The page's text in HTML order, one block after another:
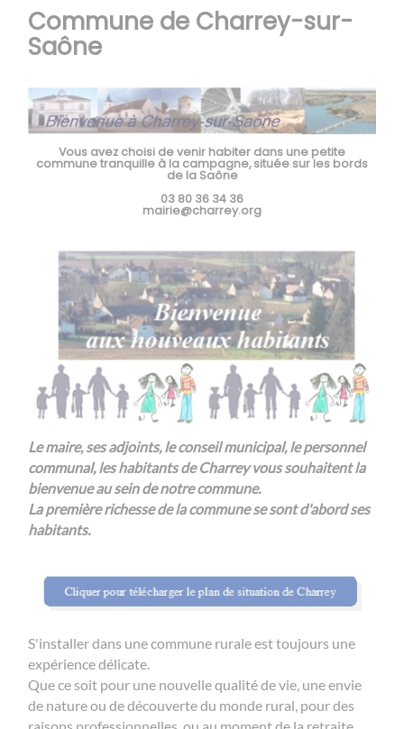
Commune de Charrey-sur-
Saône
Vous avez choisi de venir habiter dans une petite
commune tranquille à la campagne, ​​​​​​​située sur les bords
de la Saône
03 80 36 34 36
mairie@charrey.org
Le maire, ses adjoints, le conseil municipal, le personnel
communal, les habitants de Charrey vous souhaitent la
bienvenue au sein de notre commune.
La première richesse de la commune se sont d'abord ses
habitants.
S'installer dans une commune rurale est toujours une
expérience délicate.
Que ce soit pour une nouvelle qualité de vie, une envie
de nature ou de découverte du monde rural, pour des
raisons professionnelles, ou au moment de la retraite.